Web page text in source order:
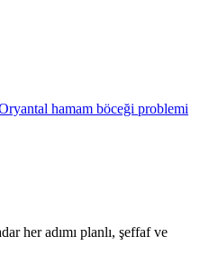
hamam böceği problemi
her adımı planlı, şeffaf ve